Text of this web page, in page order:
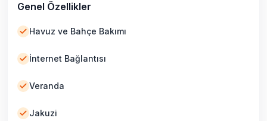
Genel Özellikler
Havuz ve Bahçe Bakımı
İnternet Bağlantısı
Veranda
Jakuzi